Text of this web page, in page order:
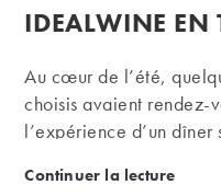
IDEALWINE EN
Au cœur de l’été,
choisis avaient rendez-
l’expérience d’un
Continuer la lecture